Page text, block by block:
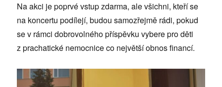
Na akci je poprvé vstup zdarma, ale všichni, kteří se
na koncertu podílejí, budou samozřejmě rádi, pokud
se v rámci dobrovolného příspěvku vybere pro děti
z prachatické nemocnice co největší obnos financí.